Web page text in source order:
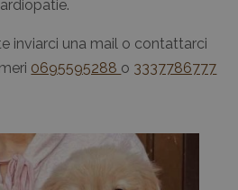
inviarci una mail o contattarci
0695595288 o 3337786777